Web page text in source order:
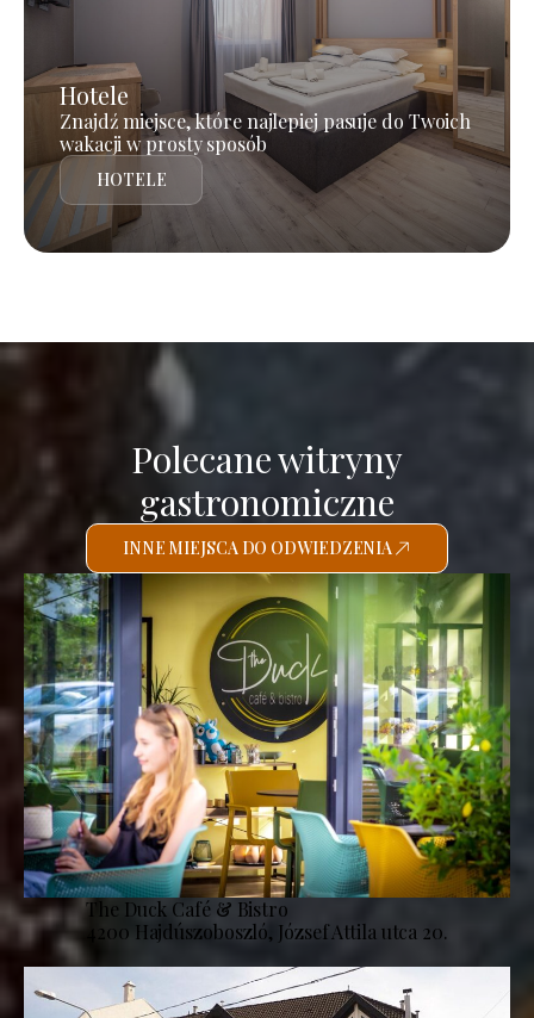
Hotele
Znajdź miejsce, które najlepiej pasuje do Twoich
wakacji w prosty sposób
HOTELE
Polecane witryny
gastronomiczne
INNE MIEJSCA DO ODWIEDZENIA
The Duck Café & Bistro
4200 Hajdúszoboszló, József Attila utca 20.